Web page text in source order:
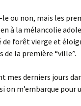
le ou non, mais les
à la mélancolie
forêt vierge et
la première “ville”.
mes derniers jours
on m’embarque pour